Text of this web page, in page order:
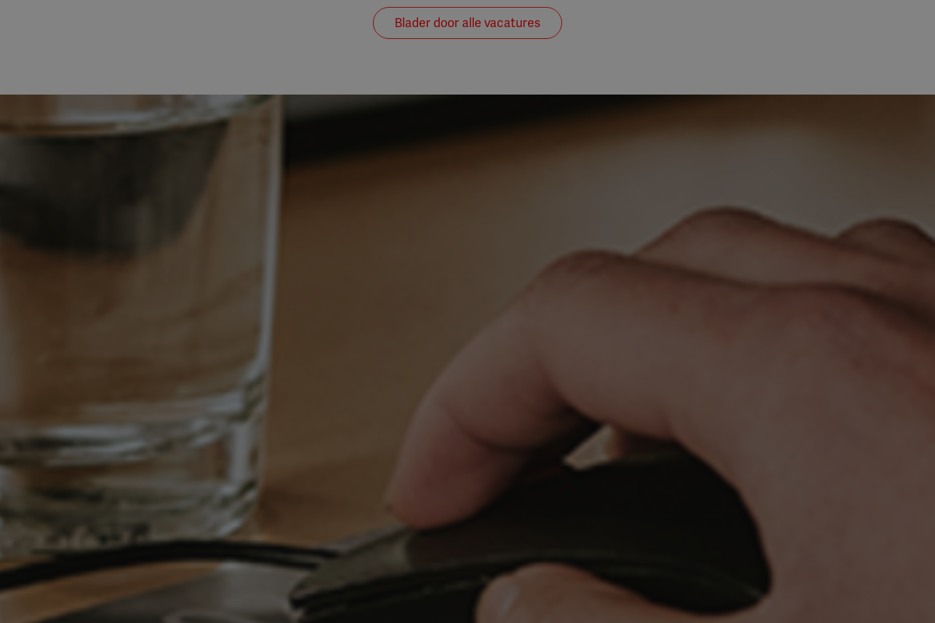
Wij zijn gedreven door het duurzaam verder helpen van mensen en organisaties bij hun échte vraag. Door te luisteren, nieuwsgierig te
zijn en door te vragen, maken we voor kandidaten of opdrachtgevers het verschil! Je kunt bij ons terecht voor werving en selectie,
interim management/ZZP, detachering én advies. Wil je meer weten? Bekijk dan de
Blader door alle vacatures